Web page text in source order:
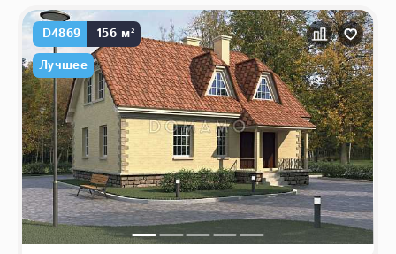
D4869
156 м²
Лучшее